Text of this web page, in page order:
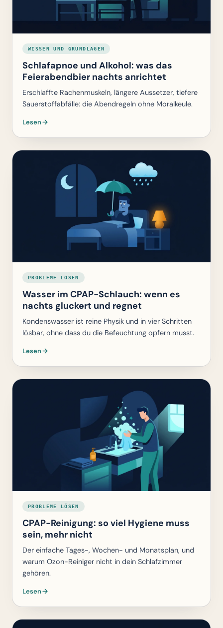
WISSEN UND GRUNDLAGEN
Schlafapnoe und Alkohol: was das
Feierabendbier nachts anrichtet
Erschlaffte Rachenmuskeln, längere Aussetzer, tiefere
Sauerstoffabfälle: die Abendregeln ohne Moralkeule.
Lesen
PROBLEME LÖSEN
Wasser im CPAP-Schlauch: wenn es
nachts gluckert und regnet
Kondenswasser ist reine Physik und in vier Schritten
lösbar, ohne dass du die Befeuchtung opfern musst.
Lesen
PROBLEME LÖSEN
CPAP-Reinigung: so viel Hygiene muss
sein, mehr nicht
Der einfache Tages-, Wochen- und Monatsplan, und
warum Ozon-Reiniger nicht in dein Schlafzimmer
gehören.
Lesen